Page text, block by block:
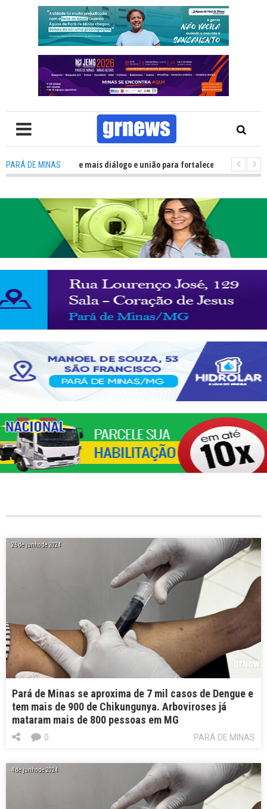
PARÁ DE MINAS
precisa de mais diálogo e união para fortalecer Minas e Pará de Minas;
26 de junho de 2024
Pará de Minas se aproxima de 7 mil casos de Dengue e
tem mais de 900 de Chikungunya. Arboviroses já
mataram mais de 800 pessoas em MG
PARÁ DE MINAS
0
4 de junho de 2024